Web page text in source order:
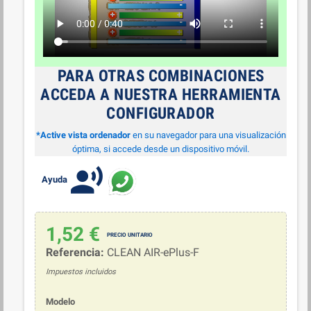
PARA OTRAS COMBINACIONES
ACCEDA A NUESTRA HERRAMIENTA
CONFIGURADOR
*Active vista ordenadoren su navegador para una visualización
óptima, si accede desde un dispositivo móvil.
Ayuda record_voice_over
1,52 €
Referencia: CLEAN AIR-ePlus-F
Impuestos incluidos
Modelo